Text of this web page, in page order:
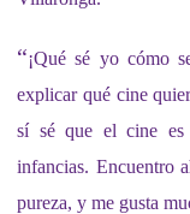
“¡Qué sé yo cómo
explicar qué cine
sí sé que el cine
infancias. Encuentro
pureza, y me gusta